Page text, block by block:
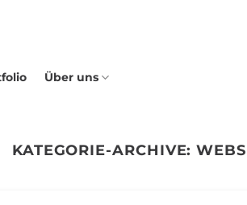
Über uns
KATEGORIE-ARCHIVE: